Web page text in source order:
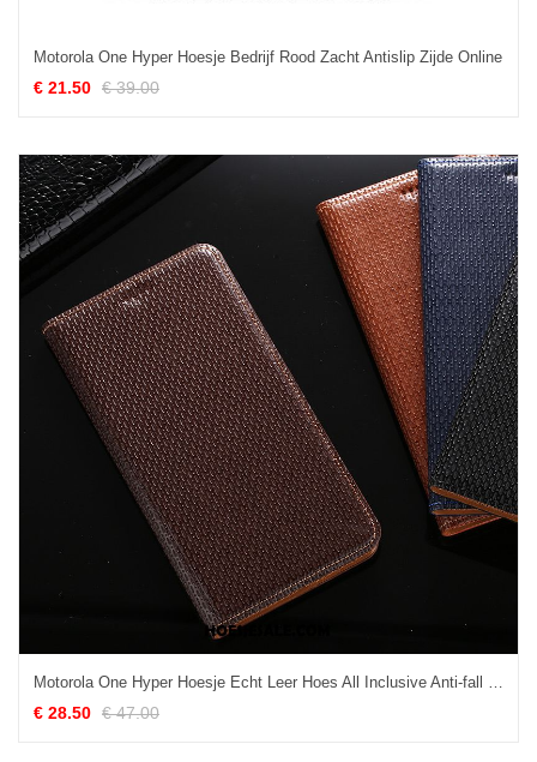
Motorola One Hyper Hoesje Bedrijf Rood Zacht Antislip Zijde Online
€ 21.50 € 39.00
Motorola One Hyper Hoesje Echt Leer Hoes All Inclusive Anti-fall Bescherming Sale
€ 28.50 € 47.00